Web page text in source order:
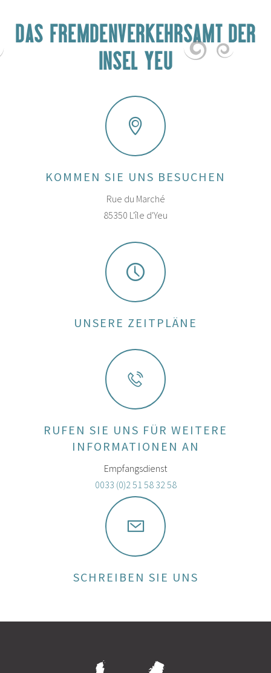
DAS FREMDENVERKEHRSAMT DER
INSEL YEU
KOMMEN SIE UNS BESUCHEN
Rue du Marché
85350 L'île d'Yeu
UNSERE ZEITPLÄNE
RUFEN SIE UNS FÜR WEITERE
INFORMATIONEN AN
Empfangsdienst
0033 (0)2 51 58 32 58
SCHREIBEN SIE UNS